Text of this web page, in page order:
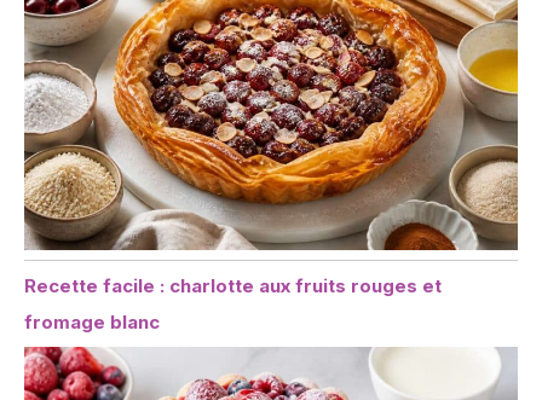
Recette facile : charlotte aux fruits rouges et
fromage blanc